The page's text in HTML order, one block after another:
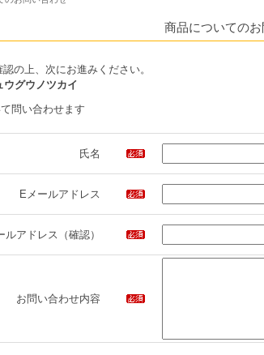
商品についての
の上、次にお進みください。
ウグウノツカイ
問い合わせます
氏名
Eメールアドレス
ルアドレス（確認）
お問い合わせ内容